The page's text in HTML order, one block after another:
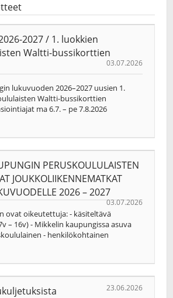
2027 / 1. luokkien
Waltti-bussikorttien
03.07.2026
lukuvuoden 2026–2027 uusien 1.
Waltti-bussikorttien
ma 6.7. – pe 7.8.2026
PERUSKOULULAISTEN
JOUKKOLIIKENNEMATKAT
2026 – 2027
03.07.2026
ovat oikeutettuja: - käsiteltävä
– 16v) - Mikkelin kaupungissa asuva
- henkilökohtainen
23.06.2026